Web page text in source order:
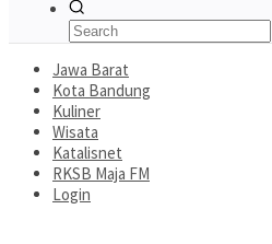
Jawa Barat
Kota Bandung
Kuliner
Wisata
Katalisnet
RKSB Maja FM
Login